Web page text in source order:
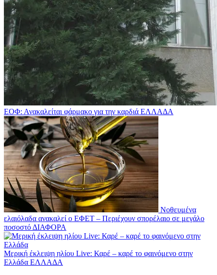
ΕΟΦ: Ανακαλείται φάρμακο για την καρδιά ΕΛΛΑΔΑ
Νοθευμένα
ελαιόλαδα ανακαλεί ο ΕΦΕΤ – Περιέχουν σπορέλαιο σε μεγάλο
ποσοστό ΔΙΑΦΟΡΑ
Μερική έκλειψη ηλίου Live: Καρέ – καρέ το φαινόμενο στην
Ελλάδα ΕΛΛΑΔΑ